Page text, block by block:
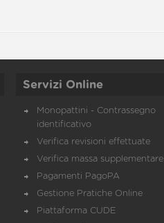
Servizi Online
Monopattini - Contrassegno
identificativo
Verifica revisioni effettuate
Verifica massa supplementare
Pagamenti PagoPA
Gestione Pratiche Online
Piattaforma CUDE